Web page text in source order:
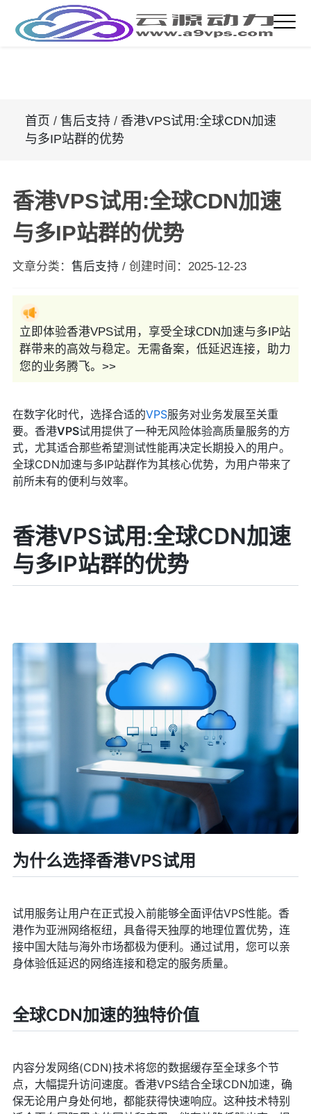
首页 / 售后支持/ 香港VPS试用:全球CDN加速
与多IP站群的优势
香港VPS试用:全球CDN加速
与多IP站群的优势
文章分类： 售后支持 / 创建时间： 2025-12-23
立即体验香港VPS试用，享受全球CDN加速与多IP站
群带来的高效与稳定。无需备案，低延迟连接，助力
您的业务腾飞。>>
在数字化时代，选择合适的VPS服务对业务发展至关重
要。香港VPS试用提供了一种无风险体验高质量服务的方
式，尤其适合那些希望测试性能再决定长期投入的用户。
全球CDN加速与多IP站群作为其核心优势，为用户带来了
前所未有的便利与效率。
香港VPS试用:全球CDN加速
与多IP站群的优势
为什么选择香港VPS试用
试用服务让用户在正式投入前能够全面评估VPS性能。香
港作为亚洲网络枢纽，具备得天独厚的地理位置优势，连
接中国大陆与海外市场都极为便利。通过试用，您可以亲
身体验低延迟的网络连接和稳定的服务质量。
全球CDN加速的独特价值
内容分发网络(CDN)技术将您的数据缓存至全球多个节
点，大幅提升访问速度。香港VPS结合全球CDN加速，确
保无论用户身处何地，都能获得快速响应。这种技术特别